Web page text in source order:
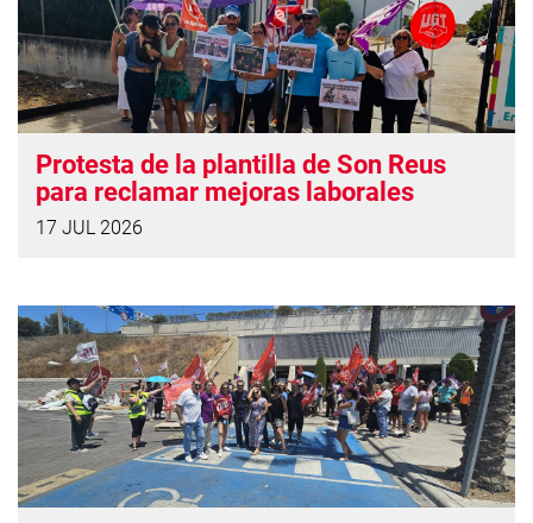
Protesta de la plantilla de Son Reus
para reclamar mejoras laborales
17 JUL 2026